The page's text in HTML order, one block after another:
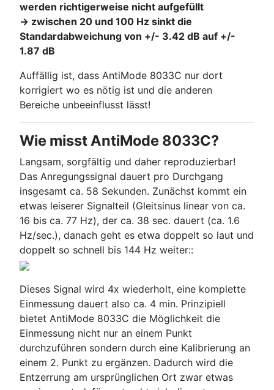
werden richtigerweise nicht aufgefüllt
-> zwischen 20 und 100 Hz sinkt die
Standardabweichung von +/- 3.42 dB auf +/-
1.87 dB
Auffällig ist, dass AntiMode 8033C nur dort
korrigiert wo es nötig ist und die anderen
Bereiche unbeeinflusst lässt!
Wie misst AntiMode 8033C?
Langsam, sorgfältig und daher reproduzierbar!
Das Anregungssignal dauert pro Durchgang
insgesamt ca. 58 Sekunden. Zunächst kommt ein
etwas leiserer Signalteil (Gleitsinus linear von ca.
16 bis ca. 77 Hz), der ca. 38 sec. dauert (ca. 1.6
Hz/sec.), danach geht es etwa doppelt so laut und
doppelt so schnell bis 144 Hz weiter::
Dieses Signal wird 4x wiederholt, eine komplette
Einmessung dauert also ca. 4 min. Prinzipiell
bietet AntiMode 8033C die Möglichkeit die
Einmessung nicht nur an einem Punkt
durchzuführen sondern durch eine Kalibrierung an
einem 2. Punkt zu ergänzen. Dadurch wird die
Entzerrung am ursprünglichen Ort zwar etwas